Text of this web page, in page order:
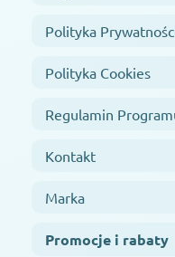
Polityka
Polityka Cookies
Regulamin
Kontakt
Marka
Promocje i rabaty